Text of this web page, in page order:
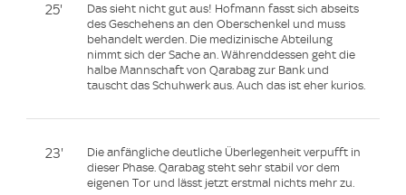
25'
Das sieht nicht gut aus! Hofmann fasst sich abseits
des Geschehens an den Oberschenkel und muss
behandelt werden. Die medizinische Abteilung
nimmt sich der Sache an. Währenddessen geht die
halbe Mannschaft von Qarabag zur Bank und
tauscht das Schuhwerk aus. Auch das ist eher kurios.
23'
Die anfängliche deutliche Überlegenheit verpufft in
dieser Phase. Qarabag steht sehr stabil vor dem
eigenen Tor und lässt jetzt erstmal nichts mehr zu.